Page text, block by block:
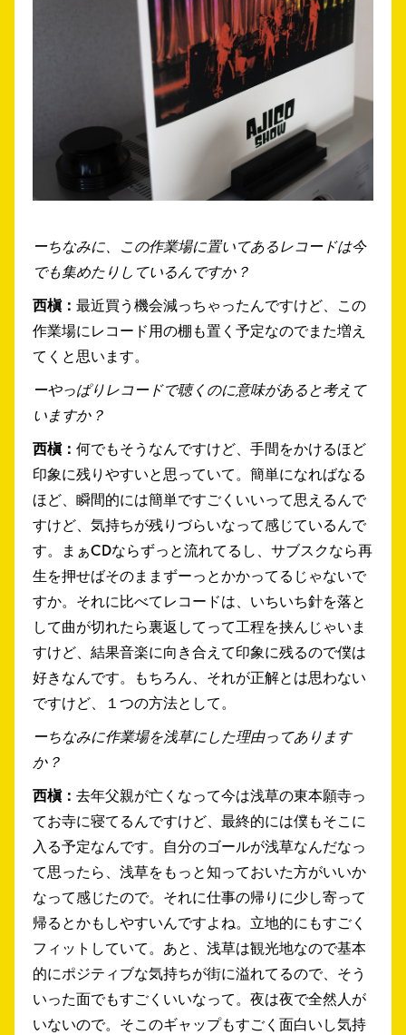
ーちなみに、この作業場に置いてあるレコードは今
でも集めたりしているんですか？
西槇： 最近買う機会減っちゃったんですけど、この
作業場にレコード用の棚も置く予定なのでまた増え
てくと思います。
ーやっぱりレコードで聴くのに意味があると考えて
いますか？
西槇： 何でもそうなんですけど、手間をかけるほど
印象に残りやすいと思っていて。簡単になればなる
ほど、瞬間的には簡単ですごくいいって思えるんで
すけど、気持ちが残りづらいなって感じているんで
す。まぁCDならずっと流れてるし、サブスクなら再
生を押せばそのままずーっとかかってるじゃないで
すか。それに比べてレコードは、いちいち針を落と
して曲が切れたら裏返してって工程を挟んじゃいま
すけど、結果音楽に向き合えて印象に残るので僕は
好きなんです。もちろん、それが正解とは思わない
ですけど、１つの方法として。
ーちなみに作業場を浅草にした理由ってあります
か？
西槇： 去年父親が亡くなって今は浅草の東本願寺っ
てお寺に寝てるんですけど、最終的には僕もそこに
入る予定なんです。自分のゴールが浅草なんだなっ
て思ったら、浅草をもっと知っておいた方がいいか
なって感じたので。それに仕事の帰りに少し寄って
帰るとかもしやすいんですよね。立地的にもすごく
フィットしていて。あと、浅草は観光地なので基本
的にポジティブな気持ちが街に溢れてるので、そう
いった面でもすごくいいなって。夜は夜で全然人が
いないので。そこのギャップもすごく面白いし気持